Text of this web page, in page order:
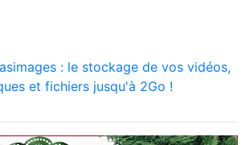
: le stockage de vos vidéos,
et fichiers jusqu'à 2Go !